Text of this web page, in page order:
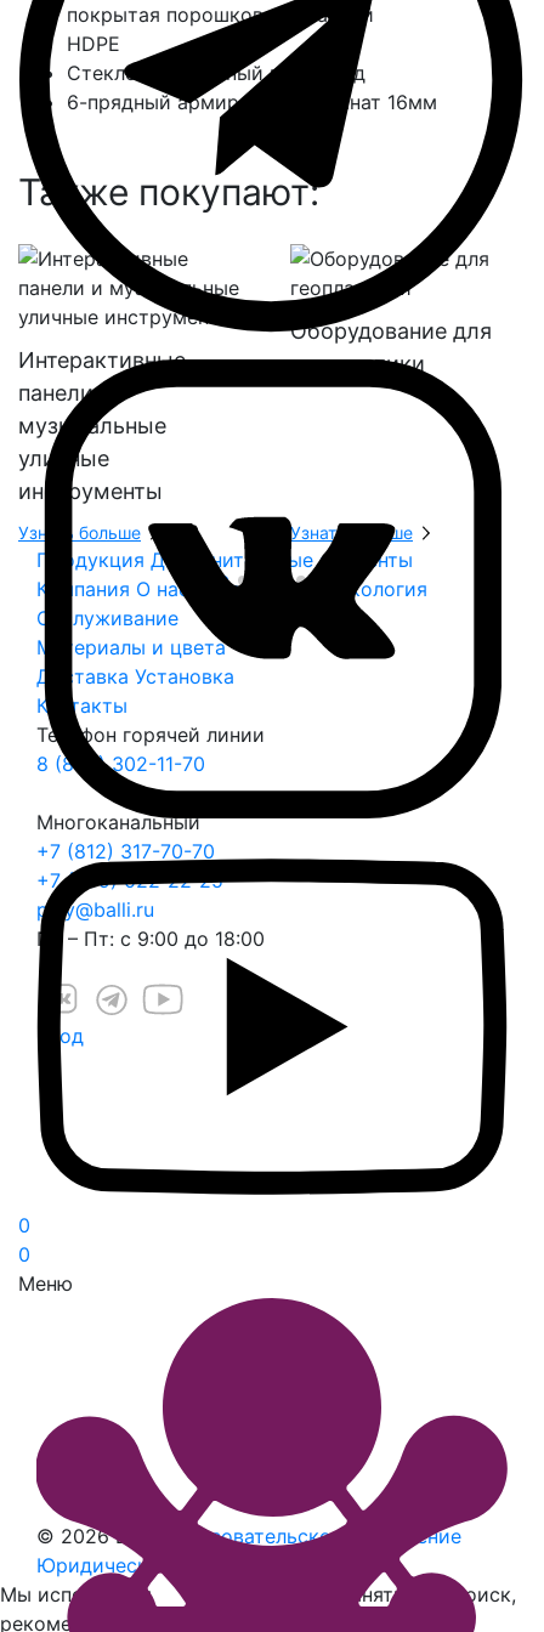
0
0
Меню
покрытая порошковой краской
HDPE
Стеклонаполненный полиамид
6-прядный армированный канат 16мм
Также покупают:
Интерактивные
панели и
музыкальные
уличные
инструменты
Узнать больше
Оборудование для
геопластики
Узнать больше
Продукция Дополнительные элементы
Компания О нас Безопасность
Экология
Обслуживание
Материалы и цвета
Доставка Установка
Контакты
Телефон горячей линии
8 (800) 302-11-70
Многоканальный
+7 (812) 317-70-70
+7 (999) 022-22-25
play@balli.ru
Пн – Пт: с 9:00 до 18:00
Вход
© 2026 Ball’i
Пользовательское соглашение
Юридическая информация
Мы используем
cookies
, чтобы сохранять ваш поиск,
рекомендовать